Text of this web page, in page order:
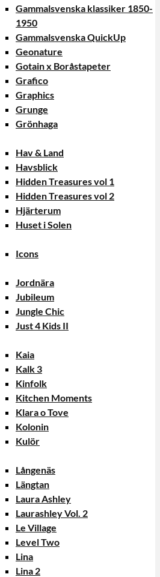
Gammalsvenska klassiker 1850-
1950
Gammalsvenska QuickUp
Geonature
Gotain x Boråstapeter
Grafico
Graphics
Grunge
Grönhaga
Hav & Land
Havsblick
Hidden Treasures vol 1
Hidden Treasures vol 2
Hjärterum
Huset i Solen
Icons
Jordnära
Jubileum
Jungle Chic
Just 4 Kids II
Kaia
Kalk 3
Kinfolk
Kitchen Moments
Klara o Tove
Kolonin
Kulör
Långenäs
Längtan
Laura Ashley
Laurashley Vol. 2
Le Village
Level Two
Lina
Lina 2